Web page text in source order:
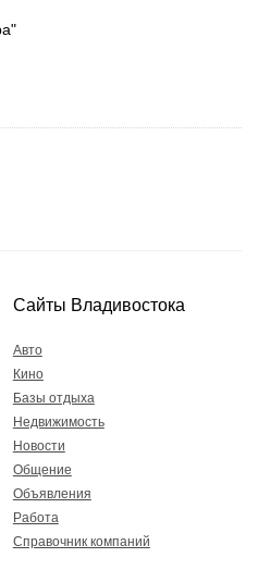
Сайты Владивостока
Авто
Кино
Базы отдыха
Недвижимость
Новости
Общение
Объявления
Работа
Справочник компаний